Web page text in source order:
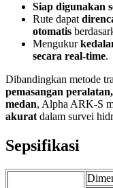
Siap digunakan
Rute dapat
otomatis
Mengukur
secara real-time.
Dibandingkan metode
pemasangan
medan, Alpha ARK-S
akurat dalam survei
Sepsifikasi